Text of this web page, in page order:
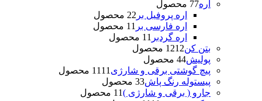
اره 77 محصول
اره پروفیل بر
22 محصول
اره فارسی بر
1 1 محصول
اره گردبر
1 1 محصول
بتن کن
1212 محصول
پولیش 44 محصول
پیچ گوشتی برقی و شارژی
11 11 محصول
پیستوله رنگ پاش 33 محصول
جارو ( برقی و شارژی )
1 1 محصول